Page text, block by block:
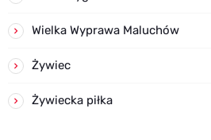
Wielka Wyprawa Maluchów
Żywiec
Żywiecka piłka